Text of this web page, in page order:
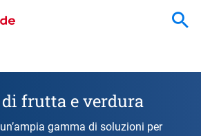
frutta e verdura
gamma di soluzioni per